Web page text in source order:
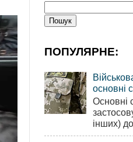
ПОПУЛЯРНЕ:
основні
Основні
інших)